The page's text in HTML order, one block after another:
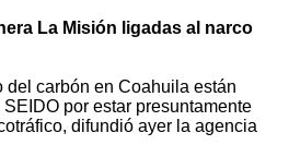
La Misión ligadas al narco
del carbón en Coahuila están
por estar presuntamente
difundió ayer la agencia